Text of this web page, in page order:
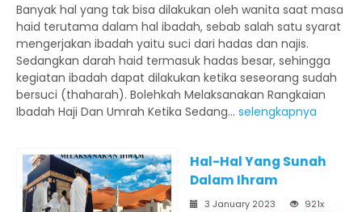
Banyak hal yang tak bisa dilakukan oleh wanita saat masa
haid terutama dalam hal ibadah, sebab salah satu syarat
mengerjakan ibadah yaitu suci dari hadas dan najis.
Sedangkan darah haid termasuk hadas besar, sehingga
kegiatan ibadah dapat dilakukan ketika seseorang sudah
bersuci (thaharah). Bolehkah Melaksanakan Rangkaian
Ibadah Haji Dan Umrah Ketika Sedang... selengkapnya
Hal-Hal Yang Sunah
Dalam Ihram
3 January 2023
921x